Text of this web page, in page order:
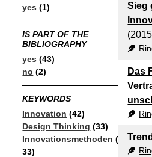
yes (1)
IS PART OF THE
BIBLIOGRAPHY
yes (43)
no (2)
KEYWORDS
Innovation (42)
Design Thinking (33)
Innovationsmethoden (
33)
Sieg
Das